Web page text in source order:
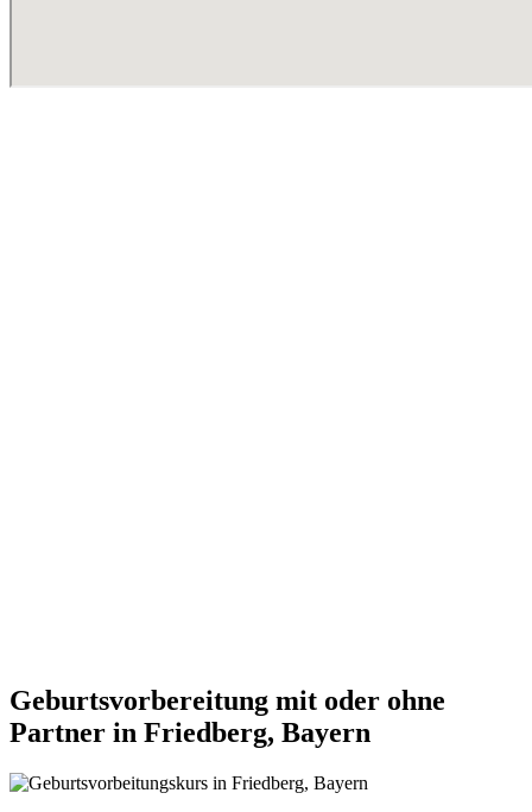
Geburtsvorbereitung mit oder ohne
Partner in Friedberg, Bayern